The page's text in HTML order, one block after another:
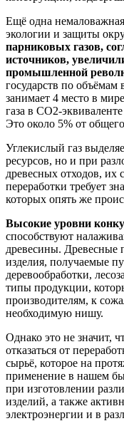
Ещё одна
экологии и защиты
парниковых газов,
источников,
промышленной
государств по объёмам
занимает 4 место в
газа в CO2-
Это около 5% от
Углекислый газ
ресурсов, но и при
древесных отходов, их
переработки требует
которых опять же
Высокие уровни
способствуют
древесины. Древесные
изделия, получаемые
деревообработки,
типы продукции,
производителям, к
необходимую нишу.
Однако это не значит,
отказаться от
сырьё, которое на
применение в нашем
при изготовлении
изделий, а также
электроэнергии и в